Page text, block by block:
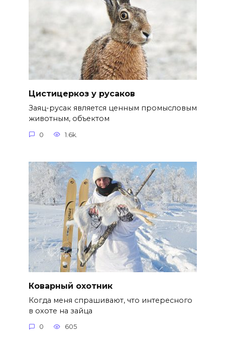
Цистицеркоз у русаков
Заяц-русак является ценным промысловым
животным, объектом
0 1.6k.
Коварный охотник
Когда меня спрашивают, что интересного
в охоте на зайца
0 605